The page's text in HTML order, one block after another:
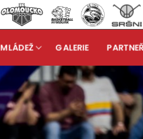
MLÁDEŽ GALERIE